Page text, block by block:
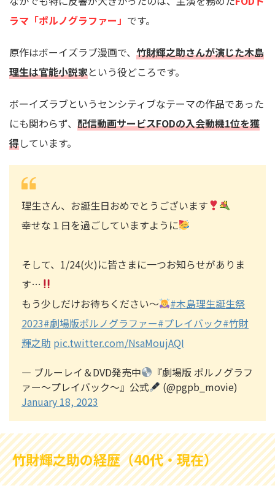
ラマ「ポルノグラファー」 です。
原作はボーイズラブ漫画で、 竹財輝之助さんが演じた木島
理生は官能小説家という役どころです。
ボーイズラブというセンシティブなテーマの作品であった
にも関わらず、 配信動画サービスFODの入会動機1位を獲
得しています。
理生さん、お誕生日おめでとうございます
幸せな１日を過ごしていますように
そして、1/24(火)に皆さまに一つお知らせがありま
す…
もう少しだけお待ちください～
#木島理生誕生祭
2023#劇場版ポルノグラファー#プレイバック#竹財
輝之助 pic.twitter.com/NsaMoujAQI
— ブルーレイ＆DVD発売中
『劇場版 ポルノグラフ
ァー～プレイバック～』公式
(@pgpb_movie)
January 18, 2023
竹財輝之助の経歴（40代・現在）